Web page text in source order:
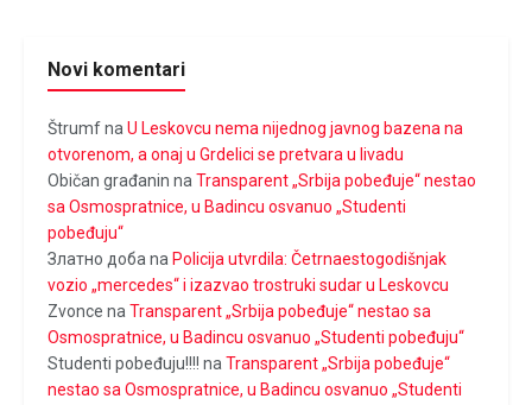
Novi komentari
Štrumfna U Leskovcu nema nijednog javnog bazena na
otvorenom, a onaj u Grdelici se pretvara u livadu
Običan građanin na Transparent „Srbija pobeđuje“ nestao
sa Osmospratnice, u Badincu osvanuo „Studenti
pobeđuju“
Златно доба na Policija utvrdila: Četrnaestogodišnjak
vozio „mercedes“ i izazvao trostruki sudar u Leskovcu
Zvonce na Transparent „Srbija pobeđuje“ nestao sa
Osmospratnice, u Badincu osvanuo „Studenti pobeđuju“
Studenti pobeđuju!!!! na Transparent „Srbija pobeđuje“
nestao sa Osmospratnice, u Badincu osvanuo „Studenti